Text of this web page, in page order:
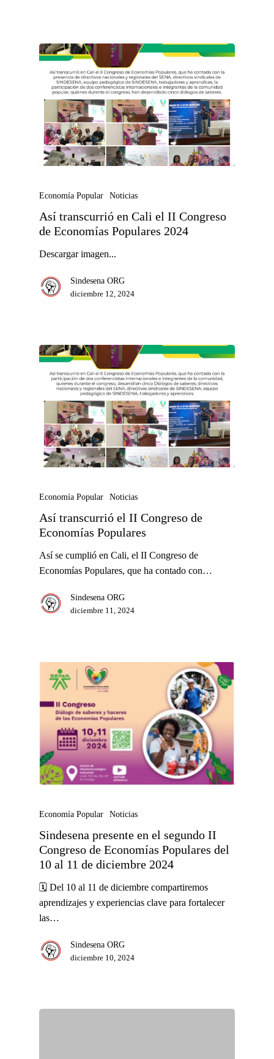
Economía Popular Noticias
Así transcurrió en Cali el II Congreso
de Economías Populares 2024
Descargar imagen...
Sindesena ORG
diciembre 12, 2024
Economía Popular Noticias
Así transcurrió el II Congreso de
Economías Populares
Así se cumplió en Cali, el II Congreso de
Economías Populares, que ha contado con…
Sindesena ORG
diciembre 11, 2024
Economía Popular Noticias
Sindesena presente en el segundo II
Congreso de Economías Populares del
10 al 11 de diciembre 2024
🗓️ Del 10 al 11 de diciembre compartiremos
aprendizajes y experiencias clave para fortalecer
las…
Sindesena ORG
diciembre 10, 2024